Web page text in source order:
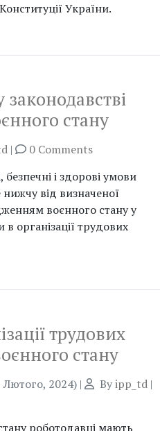
України.
стану
|
0 Comments
і здорові умови
нижчу від визначеної
воєнного стану у
в організації трудових
трудових
стану
2024) | Byipp_td |
роботодавці мають